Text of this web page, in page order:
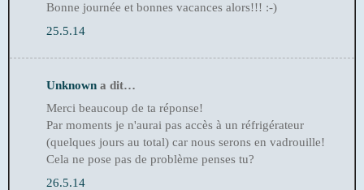
Bonne journée et bonnes vacances alors!!! :-)
25.5.14
Unknown a dit…
Merci beaucoup de ta réponse!
Par moments je n'aurai pas accès à un réfrigérateur
(quelques jours au total) car nous serons en vadrouille!
Cela ne pose pas de problème penses tu?
26.5.14